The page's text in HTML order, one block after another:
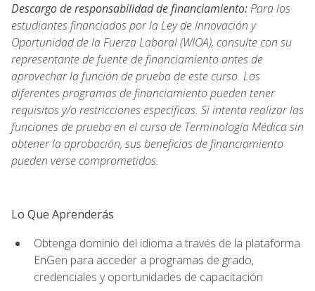
Descargo de responsabilidad de financiamiento:Para los
estudiantes financiados por la Ley de Innovación y
Oportunidad de la Fuerza Laboral (WIOA), consulte con su
representante de fuente de financiamiento antes de
aprovechar la función de prueba de este curso. Los
diferentes programas de financiamiento pueden tener
requisitos y/o restricciones específicas. Si intenta realizar las
funciones de prueba en el curso de Terminología Médica sin
obtener la aprobación, sus beneficios de financiamiento
pueden verse comprometidos.
Lo Que Aprenderás
Obtenga dominio del idioma a través de la plataforma
EnGen para acceder a programas de grado,
credenciales y oportunidades de capacitación